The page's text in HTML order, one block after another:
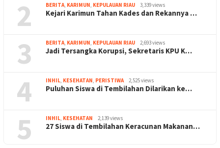
2 BERITA, KARIMUN, KEPULAUAN RIAU 3,339 views
Kejari Karimun Tahan Kades dan Rekannya …
3 BERITA, KARIMUN, KEPULAUAN RIAU 2,693 views
Jadi Tersangka Korupsi, Sekretaris KPU K…
4 INHIL, KESEHATAN, PERISTIWA 2,525 views
Puluhan Siswa di Tembilahan Dilarikan ke…
5 INHIL, KESEHATAN 2,139 views
27 Siswa di Tembilahan Keracunan Makanan…